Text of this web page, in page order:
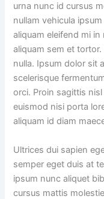
urna nunc id cursus
nullam vehicula
aliquam eleifend mi
aliquam sem et
nulla. Ipsum dolor sit
scelerisque
orci. Proin sagittis
euismod nisi porta
aliquam id diam
Ultrices dui sapien
semper eget duis at
ipsum nunc aliquet
cursus mattis